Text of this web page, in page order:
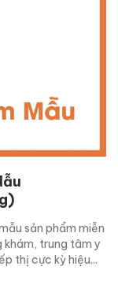
sản phẩm miễn
khám, trung tâm y
thị cực kỳ hiệu...